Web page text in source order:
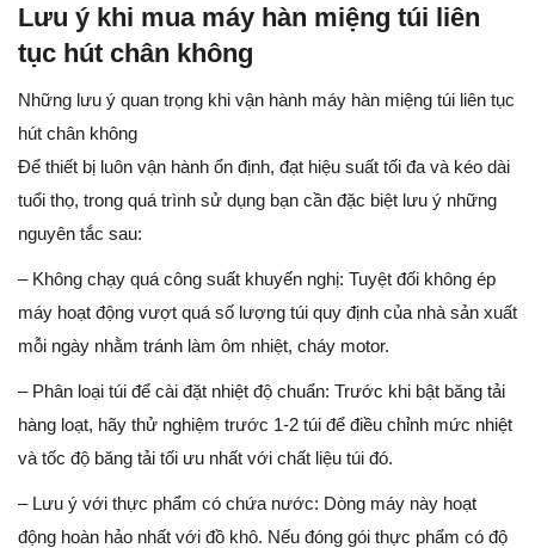
Lưu ý khi mua máy hàn miệng túi liên
tục hút chân không
Những lưu ý quan trọng khi vận hành máy hàn miệng túi liên tục
hút chân không
Để thiết bị luôn vận hành ổn định, đạt hiệu suất tối đa và kéo dài
tuổi thọ, trong quá trình sử dụng bạn cần đặc biệt lưu ý những
nguyên tắc sau:
– Không chạy quá công suất khuyến nghị: Tuyệt đối không ép
máy hoạt động vượt quá số lượng túi quy định của nhà sản xuất
mỗi ngày nhằm tránh làm ôm nhiệt, cháy motor.
– Phân loại túi để cài đặt nhiệt độ chuẩn: Trước khi bật băng tải
hàng loạt, hãy thử nghiệm trước 1-2 túi để điều chỉnh mức nhiệt
và tốc độ băng tải tối ưu nhất với chất liệu túi đó.
– Lưu ý với thực phẩm có chứa nước: Dòng máy này hoạt
động hoàn hảo nhất với đồ khô. Nếu đóng gói thực phẩm có độ